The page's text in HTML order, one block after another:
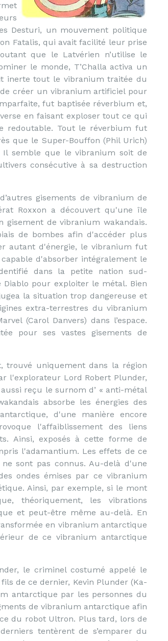
Desturi, un mouvement politique
Fatalis, qui avait facilité leur prise
que le Latvérien n’utilise le
le monde, T’Challa activa un
inerte tout le vibranium traitée du
de créer un vibranium artificiel pour
fut baptisée réverbium et,
en faisant exploser tout ce qui
redoutable. Tout le réverbium fut
que le Super-Bouffon (Phil Urich)
semble que le vibranium soit de
consécutive à sa destruction
gisements de vibranium de
Roxxon a découvert qu'une île
gisement de vibranium wakandais.
de bombes afin d'accéder plus
autant d'énergie, le vibranium fut
d'absorber intégralement le
dans la petite nation sud-
Diablo pour exploiter le métal. Bien
la situation trop dangereuse et
extra-terrestres du vibranium
(Carol Danvers) dans l’espace.
pour ses vastes gisements de
trouvé uniquement dans la région
l'explorateur Lord Robert Plunder,
reçu le surnom d’ « anti-métal
absorbe les énergies des
d'une manière encore
l'affaiblissement des liens
Ainsi, exposés à cette forme de
l'adamantium. Les effets de ce
sont pas connus. Au-delà d'une
ondes émises par ce vibranium
Ainsi, par exemple, si le mont
théoriquement, les vibrations
et peut-être même au-delà. En
en vibranium antarctique
de ce vibranium antarctique
le criminel costumé appelé le
de ce dernier, Kevin Plunder (Ka-
antarctique par les personnes du
de vibranium antarctique afin
du robot Ultron. Plus tard, lors de
tentèrent de s’emparer du